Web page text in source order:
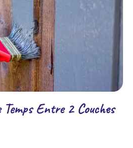
Temps Entre 2 Couches